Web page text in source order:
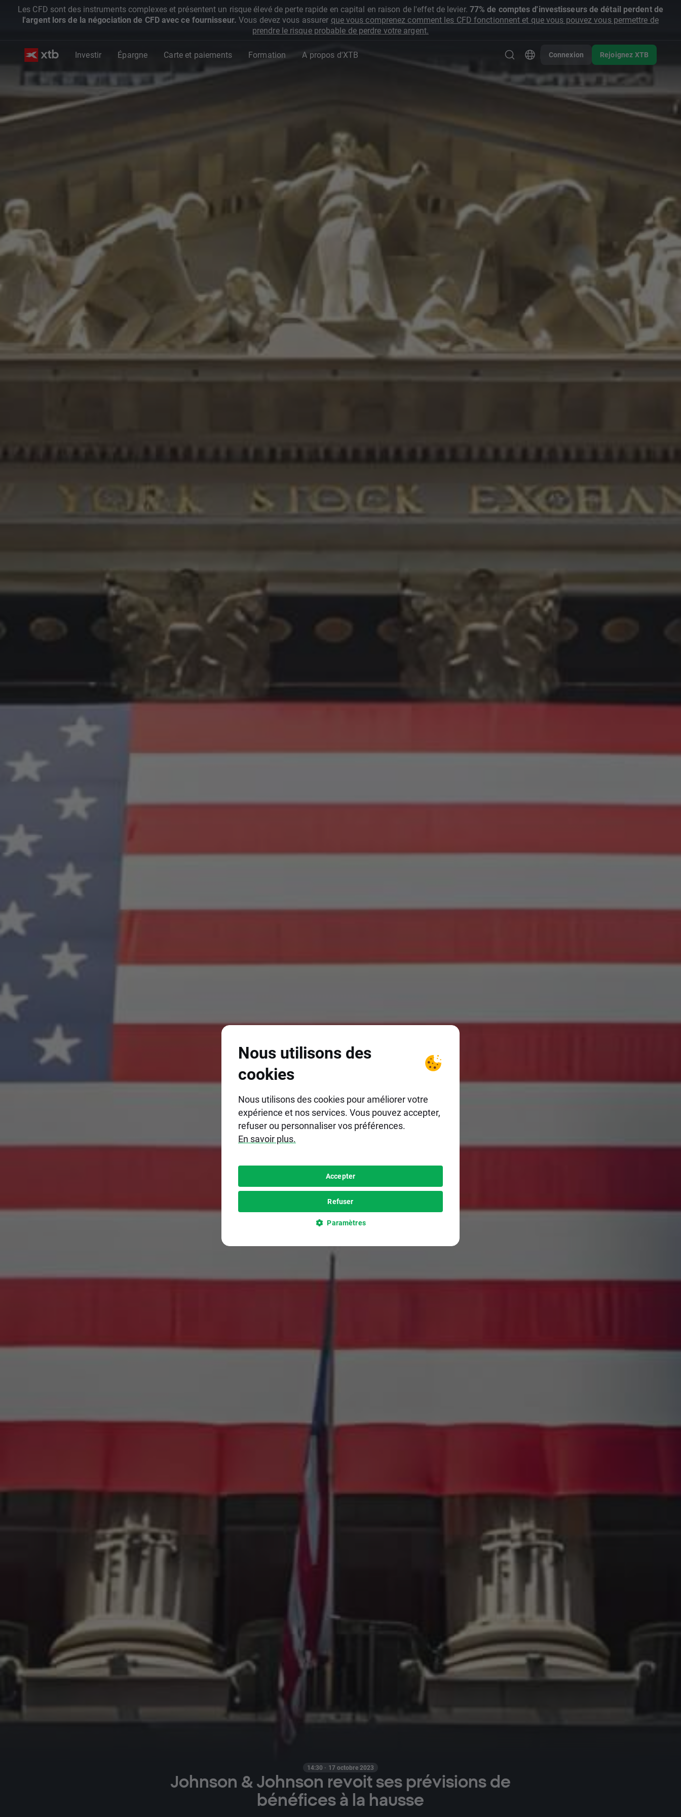
Les CFD sont des instruments complexes et présentent un risque élevé de perte rapide en capital en raison de l'effet de levier. 77% de comptes d'investisseurs de détail perdent de
l'argent lors de la négociation de CFD avec ce fournisseur. Vous devez vous assurer que vous comprenez comment les CFD fonctionnent et que vous pouvez vous permettre de
prendre le risque probable de perdre votre argent.
Investir Épargne Carte et paiements Formation A propos d'XTB Connexion Rejoignez XTB
14:30 · 17 octobre 2023
Johnson & Johnson revoit ses prévisions de
bénéfices à la hausse
Nous utilisons des
cookies
Nous utilisons des cookies pour améliorer votre
expérience et nos services. Vous pouvez accepter,
refuser ou personnaliser vos préférences.
En savoir plus.
Accepter
Refuser
Paramètres